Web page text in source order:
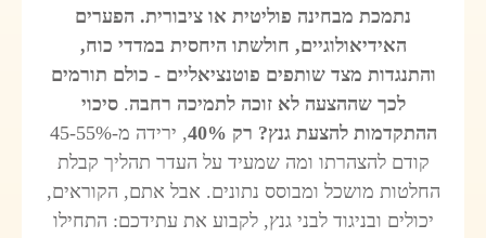
נתמכת מבחינה פוליטית או ציבורית. הפערים
האידיאולוגיים, חולשתו היחסית במדדי כוח,
והתנגדות מצד שותפים פוטנציאליים - כולם תורמים
לכך שההצעה לא זוכה לתמיכה רחבה.סיכוי
ההתקדמות להצעת גנץ? רק 40%
, ירידה מ-45-55%
קודם להצהרתו ומה שמעיד על העדר תהליך קבלת
החלטות מושכל ומבוסס נתונים. אבל אתם, הקוראים,
יכולים ובניגוד לבני גנץ, לקבוע את עתידכם: התחילו